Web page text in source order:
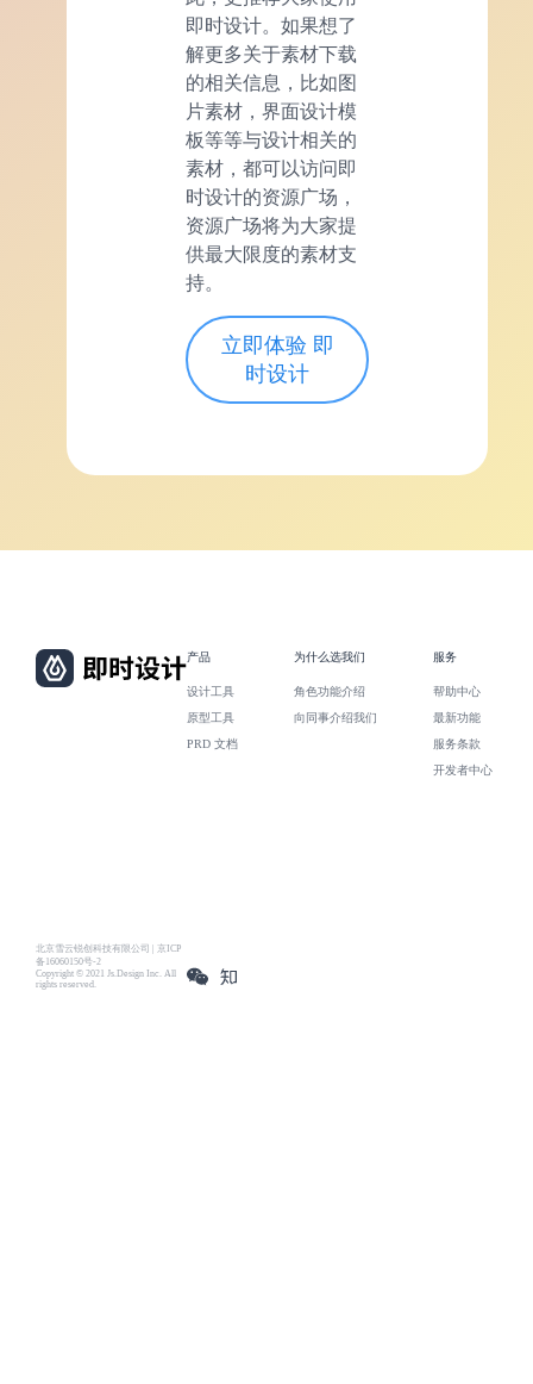
即时设计。如果想了
解更多关于素材下载
的相关信息，比如图
片素材，界面设计模
板等等与设计相关的
素材，都可以访问即
时设计的资源广场，
资源广场将为大家提
供最大限度的素材支
持。
立即体验 即
时设计
北京雪云锐创科技有限公司 | 京ICP
备16060150号-2
Copyright © 2021 Js.Design Inc. All
rights reserved.
产品
设计工具
原型工具
PRD 文档
为什么选我们
角色功能介绍
向同事介绍我们
服务
帮助中心
最新功能
服务条款
开发者中心